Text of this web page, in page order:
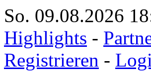
So. 09.08.2026
Highlights -
Registrieren -